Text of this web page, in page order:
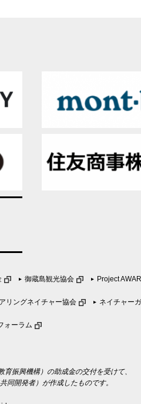
御蔵島観光協会 Project
リングネイチャー協会 ネイチャー
ォーラム
振興機構）の助成金の交付を受けて、
同開発者）が作成したものです。